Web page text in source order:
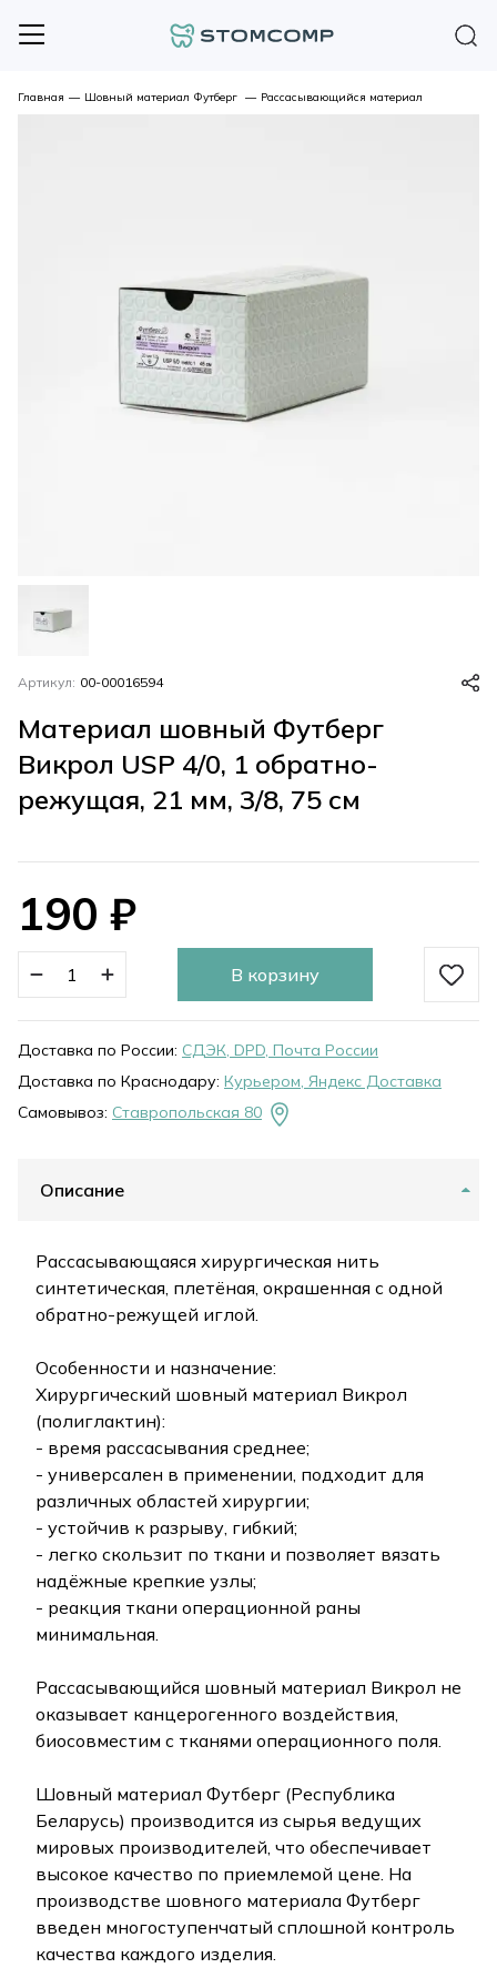
Главная — Шовный материал Футберг — Рассасывающийся материал
Артикул: 00-00016594
Материал шовный Футберг
Викрол USP 4/0, 1 обратно-
режущая, 21 мм, 3/8, 75 см
190 ₽
В корзину
Доставка по России: СДЭК, DPD, Почта России
Доставка по Краснодару: Курьером, Яндекс Доставка
Самовывоз: Ставропольская 80
Описание
Рассасывающаяся хирургическая нить
синтетическая, плетёная, окрашенная с одной
обратно-режущей иглой.
Особенности и назначение:
Хирургический шовный материал Викрол
(полиглактин):
- время рассасывания среднее;
- универсален в применении, подходит для
различных областей хирургии;
- устойчив к разрыву, гибкий;
- легко скользит по ткани и позволяет вязать
надёжные крепкие узлы;
- реакция ткани операционной раны
минимальная.
Рассасывающийся шовный материал Викрол не
оказывает канцерогенного воздействия,
биосовместим с тканями операционного поля.
Шовный материал Футберг (Республика
Беларусь) производится из сырья ведущих
мировых производителей, что обеспечивает
высокое качество по приемлемой цене. На
производстве шовного материала Футберг
введен многоступенчатый сплошной контроль
качества каждого изделия.